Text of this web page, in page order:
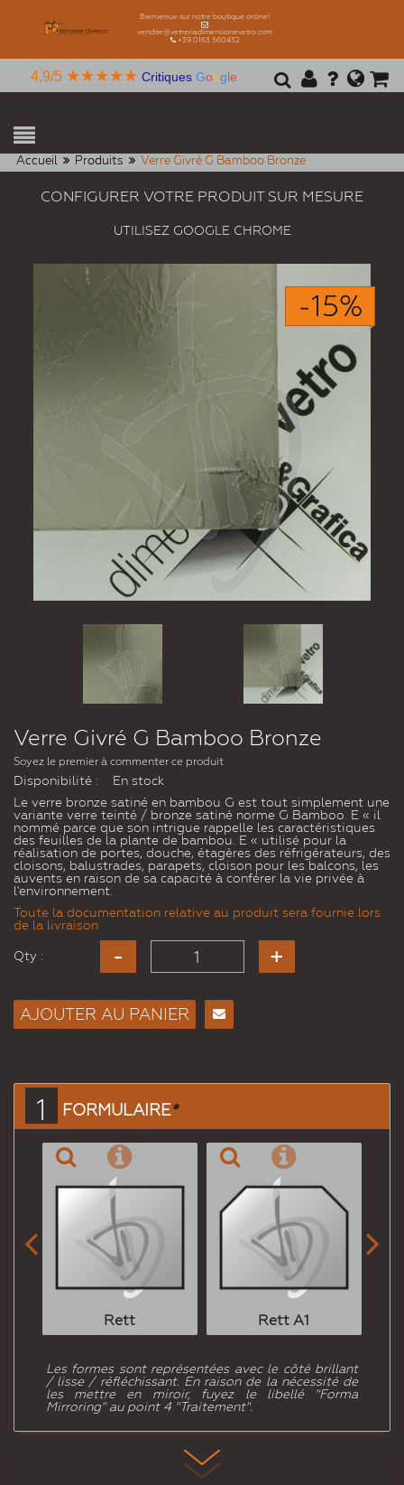
Bienvenue sur notre boutique online!
vendite@vetreriadimensionevetro.com
+39 0163 560432
4,9/5 ★★★★★ Critiques Google
Accueil Produits Verre Givré G Bamboo Bronze
CONFIGURER VOTRE PRODUIT SUR MESURE
UTILISEZ GOOGLE CHROME
-15%
Verre Givré G Bamboo Bronze
Soyez le premier à commenter ce produit
Disponibilité :
En stock
Le verre bronze satiné en bambou G est tout simplement une
variante verre teinté / bronze satiné norme G Bamboo. E « il
nommé parce que son intrigue rappelle les caractéristiques
des feuilles de la plante de bambou. E « utilisé pour la
réalisation de portes, douche, étagères des réfrigérateurs, des
cloisons, balustrades, parapets, cloison pour les balcons, les
auvents en raison de sa capacité à conférer la vie privée à
l'environnement.
Toute la documentation relative au produit sera fournie lors
de la livraison
Qty :
AJOUTER AU PANIER
1 FORMULAIRE*
Rett Rett A1
 
Les formes sont représentées avec le côté brillant
/ lisse / réfléchissant. En raison de la nécessité de
les mettre en miroir, fuyez le libellé "Forma
Mirroring" au point 4 "Traitement".